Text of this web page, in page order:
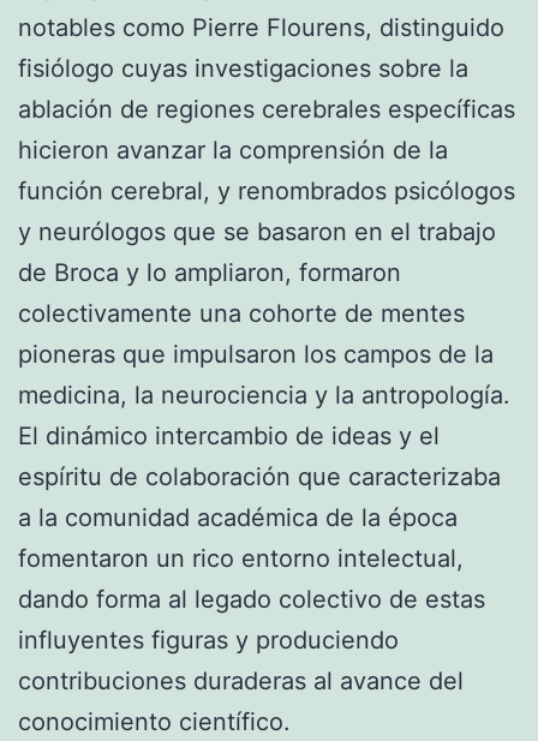
notables como Pierre Flourens, distinguido
fisiólogo cuyas investigaciones sobre la
ablación de regiones cerebrales específicas
hicieron avanzar la comprensión de la
función cerebral, y renombrados psicólogos
y neurólogos que se basaron en el trabajo
de Broca y lo ampliaron, formaron
colectivamente una cohorte de mentes
pioneras que impulsaron los campos de la
medicina, la neurociencia y la antropología.
El dinámico intercambio de ideas y el
espíritu de colaboración que caracterizaba
a la comunidad académica de la época
fomentaron un rico entorno intelectual,
dando forma al legado colectivo de estas
influyentes figuras y produciendo
contribuciones duraderas al avance del
conocimiento científico.